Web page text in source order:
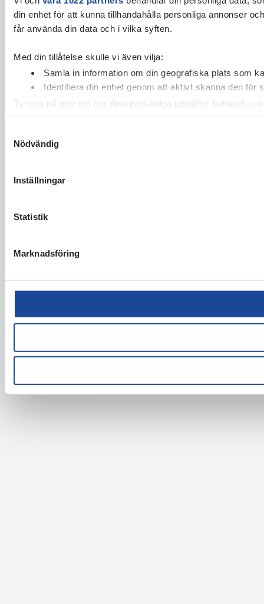
din enhet för att kunna tillhandahålla personliga annonser
får använda din data och i vilka syften.
Med din tillåtelse skulle vi även vilja:
Samla in information om din geografiska plats som
Identifiera din enhet genom att aktivt skanna den för
Ta reda på mer om hur dina personliga uppgifter behandlas
cookie-förklaringen.
Vi använder enhetsidentifierare för att anpassa innehållet
Nödvändig
Inställningar
Statistik
Marknadsföring